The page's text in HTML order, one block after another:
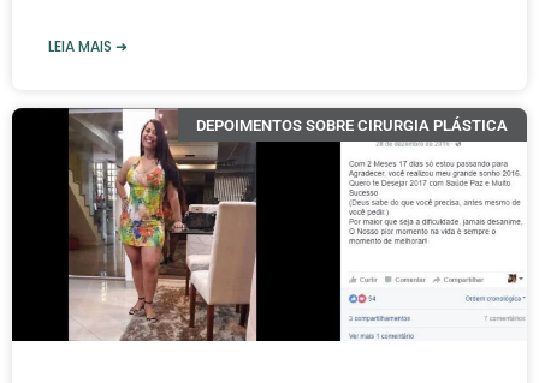
LEIA MAIS ➜
DEPOIMENTOS SOBRE CIRURGIA PLÁSTICA